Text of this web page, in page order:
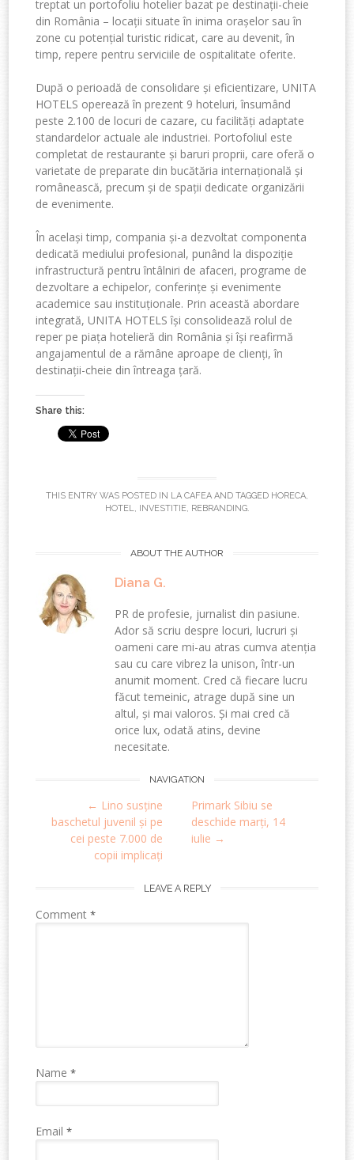
treptat un portofoliu hotelier bazat pe destinații-cheie
din România – locații situate în inima orașelor sau în
zone cu potențialturistic ridicat, care au devenit, în
timp, repere pentru serviciile de ospitalitate oferite.
După o perioadă de consolidare și eficientizare, UNITA
HOTELS operează în prezent 9 hoteluri, însumând
peste 2.100 de locuri de cazare, cu facilități adaptate
standardelor actuale ale industriei. Portofoliul este
completat de restaurante și baruri proprii, care oferă o
varietate de preparate din bucătăria internațională și
românească, precum și de spații dedicate organizării
de evenimente.
În același timp, compania și-a dezvoltat componenta
dedicată mediului profesional, punând la dispoziție
infrastructură pentru întâlniri de afaceri, programe de
dezvoltare a echipelor, conferințe și evenimente
academice sau instituționale. Prin această abordare
integrată, UNITA HOTELS își consolidează rolul de
reper pe piața hotelieră din România și își reafirmă
angajamentul de a rămâne aproape de clienți, în
destinații-cheie din întreaga țară.
Share this:
THIS ENTRY WAS POSTED IN LA CAFEA AND TAGGED HORECA,
HOTEL, INVESTITIE, REBRANDING.
ABOUT THE AUTHOR
Diana G.
PR de profesie, jurnalist din pasiune.
Ador să scriu despre locuri, lucruri și
oameni care mi-au atras cumva atenția
sau cu care vibrez la unison, într-un
anumit moment. Cred că fiecare lucru
făcut temeinic, atrage după sine un
altul, și mai valoros. Și mai cred că
orice lux, odată atins, devine
necesitate.
navigation
NAVIGATION
← Lino susține
baschetul juvenil și pe
cei peste 7.000 de
copii implicați
Primark Sibiu se
deschide marți, 14
iulie →
LEAVE A REPLY
Comment*
Name*
Email*